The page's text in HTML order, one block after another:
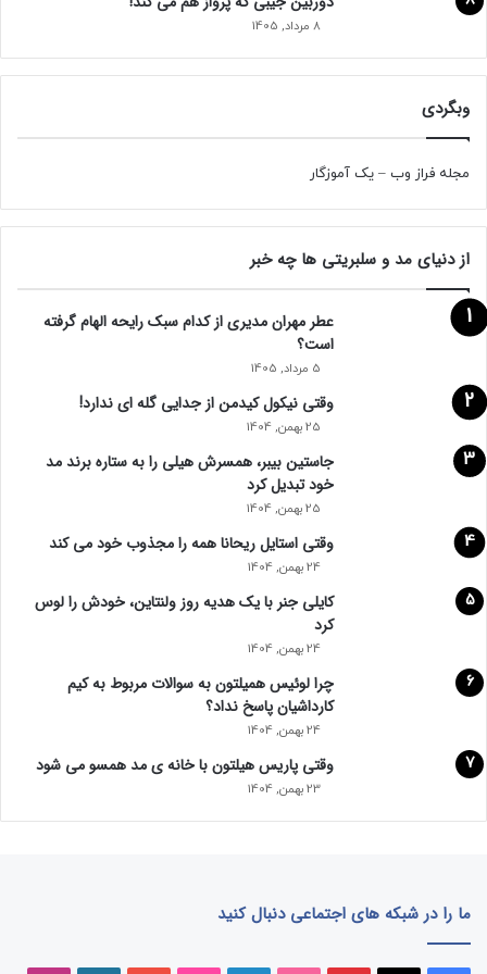
8 مرداد, 1405
وبگردی
مجله فراز وب – یک آموزگار
از دنیای مد و سلبریتی ها چه خبر
عطر مهران مدیری از کدام سبک رایحه الهام گرفته
است؟
5 مرداد, 1405
وقتی نیکول کیدمن از جدایی گله ای ندارد!
25 بهمن, 1404
جاستین بیبر، همسرش هیلی را به ستاره برند مد
خود تبدیل کرد
25 بهمن, 1404
وقتی استایل ریحانا همه را مجذوب خود می‌ کند
24 بهمن, 1404
کایلی جنر با یک هدیه روز ولنتاین، خودش را لوس
کرد
24 بهمن, 1404
چرا لوئیس همیلتون به سوالات مربوط به کیم
کارداشیان پاسخ نداد؟
24 بهمن, 1404
وقتی پاریس هیلتون با خانه‌ ی مد همسو می شود
23 بهمن, 1404
ما را در شبکه های اجتماعی دنبال کنید